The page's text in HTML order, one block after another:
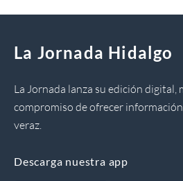
La Jornada Hidalgo
La Jornada lanza su edición digital,
compromiso de ofrecer
veraz.
Descarga nuestra app